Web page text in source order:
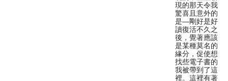
現的那天令我
驚喜且意外的
是—剛好是好
讀復活不久之
後，覺著應該
是某種莫名的
緣分，促使想
找些電子書的
我被帶到了這
裡。這裡有著